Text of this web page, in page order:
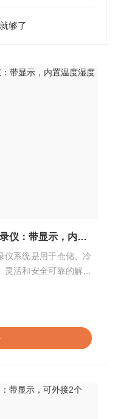
够了
testo saveris 2-H1 无线数据记录仪：带显示，内置温度湿度探头
仪系统是用于仓储、冷
活和安全可靠的解决